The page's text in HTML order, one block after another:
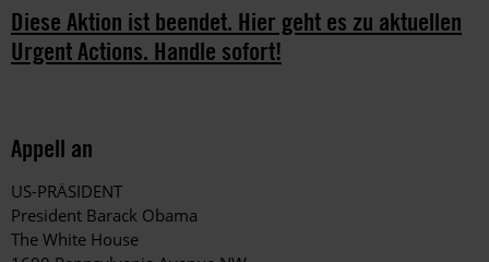
Diese Aktion ist beendet. Hier geht es zu aktuellen
Urgent Actions. Handle sofort!
Appell an
US-PRÄSIDENT
President Barack Obama
The White House